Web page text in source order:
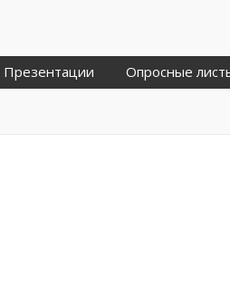
Презентации Опросные